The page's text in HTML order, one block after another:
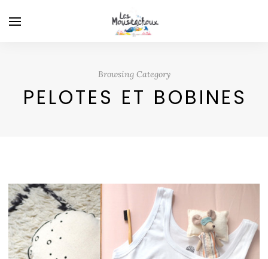
Browsing Category
PELOTES ET BOBINES